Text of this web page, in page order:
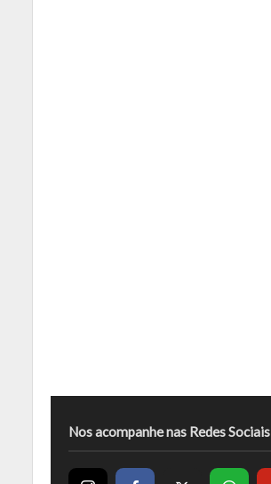
Nos acompanhe nas Redes Sociais